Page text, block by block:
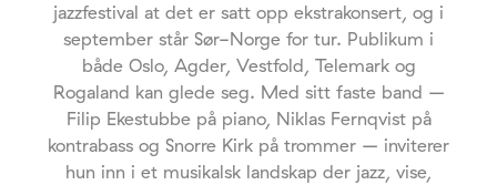
jazzfestival at det er satt opp ekstrakonsert, og i
september står Sør-Norge for tur. Publikum i
både Oslo, Agder, Vestfold, Telemark og
Rogaland kan glede seg. Med sitt faste band –
Filip Ekestubbe på piano, Niklas Fernqvist på
kontrabass og Snorre Kirk på trommer – inviterer
hun inn i et musikalsk landskap der jazz, vise,